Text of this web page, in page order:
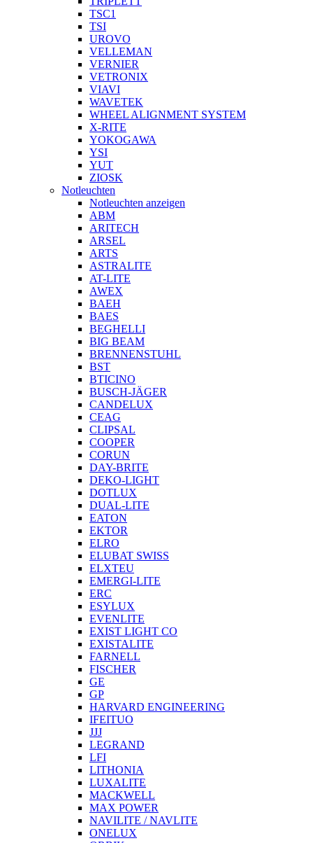
TSC1
TSI
UROVO
VELLEMAN
VERNIER
VETRONIX
VIAVI
WAVETEK
WHEEL ALIGNMENT SYSTEM
X-RITE
YOKOGAWA
YSI
YUT
ZIOSK
Notleuchten
Notleuchten anzeigen
ABM
ARITECH
ARSEL
ARTS
ASTRALITE
AT-LITE
AWEX
BAEH
BAES
BEGHELLI
BIG BEAM
BRENNENSTUHL
BST
BTICINO
BUSCH-JÄGER
CANDELUX
CEAG
CLIPSAL
COOPER
CORUN
DAY-BRITE
DEKO-LIGHT
DOTLUX
DUAL-LITE
EATON
EKTOR
ELRO
ELUBAT SWISS
ELXTEU
EMERGI-LITE
ERC
ESYLUX
EVENLITE
EXIST LIGHT CO
EXISTALITE
FARNELL
FISCHER
GE
GP
HARVARD ENGINEERING
IFEITUO
JJJ
LEGRAND
LFI
LITHONIA
LUXALITE
MACKWELL
MAX POWER
NAVILITE / NAVLITE
ONELUX